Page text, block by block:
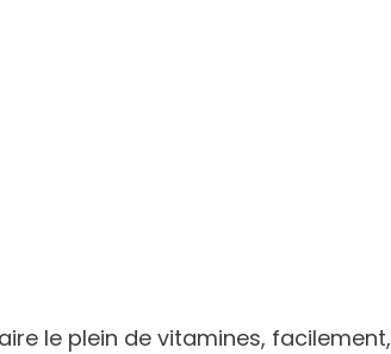
le plein de vitamines, facilement,